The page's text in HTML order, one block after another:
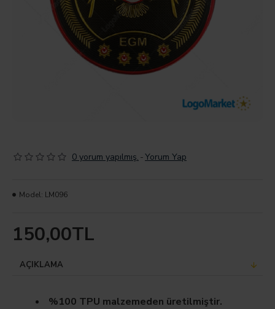
0 yorum yapılmış. -Yorum Yap
150,00TL
Model: LM096
AÇIKLAMA
%100 TPU malzemeden üretilmiştir.